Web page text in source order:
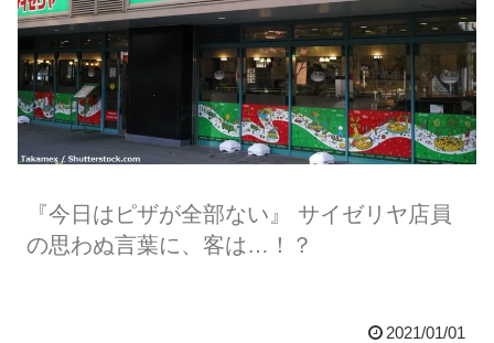
『今日はピザが全部ない』 サイゼリヤ店員
の思わぬ言葉に、客は…！？
2021/01/01